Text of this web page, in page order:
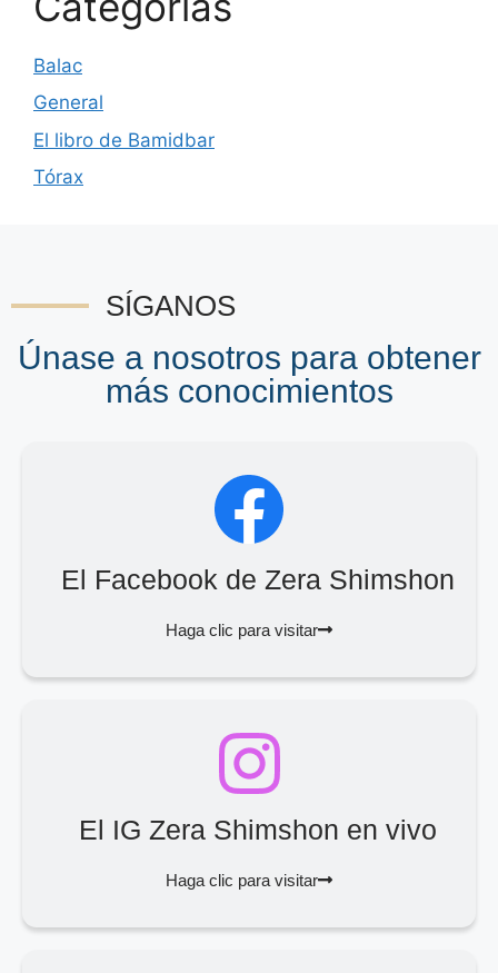
Balac
General
El libro de Bamidbar
Tórax
SÍGANOS
Únase a nosotros para obtener
más conocimientos
El Facebook de Zera Shimshon
Haga clic para visitar
El IG Zera Shimshon en vivo
Haga clic para visitar